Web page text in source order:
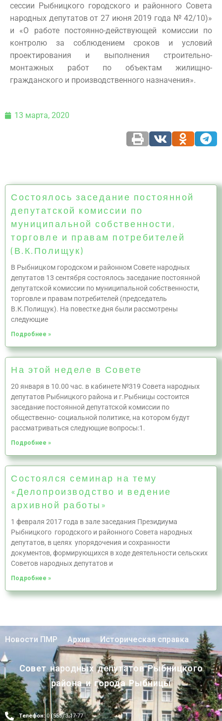
сессии Рыбницкого городского и районного Совета
народных депутатов от 27 июня 2019 года № 42/10)»
и «О работе постоянно-действующей комиссии по
контролю за соблюдением сроков и условий
проектирования и выполнения строительно-
монтажных работ по объектам жилищно-
гражданского и производственного назначения».
13 марта, 2020
Состоялось заседание постоянной
депутатской комиссии по
муниципальной собственности,
торговле и правам потребителей
(В.К.Полищук)
В Рыбницком городском и районном Совете народных
депутатов 13 сентября состоялось заседание постоянной
депутатской комиссии по муниципальной собственности,
торговле и правам потребителей (председатель
В.К.Полищук). На повестке дня были рассмотрены
следующие
Подробнее »
На этой неделе в Совете
20 января в 10.00 час. в кабинете №319 Совета народных
депутатов Рыбницкого района и г.Рыбницы состоится
заседание постоянной депутатской комиссии по
общественно- социальной политике, на котором будут
рассматриваться следующие вопросы:1.
Подробнее »
Состоялся семинар на тему
«Делопроизводство и ведение
архивной работы»
1 февраля 2017 года в зале заседания Президиума
Рыбницкого городского и районного Совета народных
депутатов, в целях упорядочения и сохранности
документов, формирующихся в ходе деятельности сельских
Советов народных депутатов и
Подробнее »
Новости ПМР Архив Историческая справка
Совет народных депутатов Рыбницкого
района и города Рыбницы
Телефон:0 (555) 3-17-77